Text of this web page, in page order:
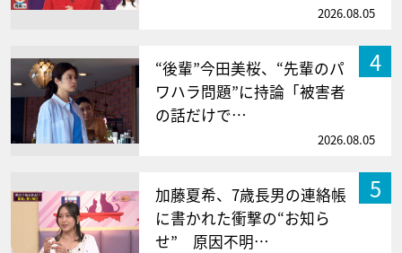
2026.08.05
4
“後輩”今田美桜、“先輩のパ
ワハラ問題”に持論「被害者
の話だけで…
2026.08.05
5
加藤夏希、7歳長男の連絡帳
に書かれた衝撃の“お知ら
せ” 原因不明…